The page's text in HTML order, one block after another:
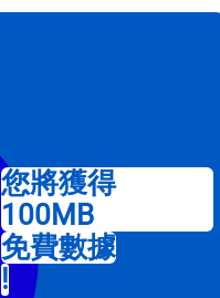
您將獲得
100MB
免費數據
!